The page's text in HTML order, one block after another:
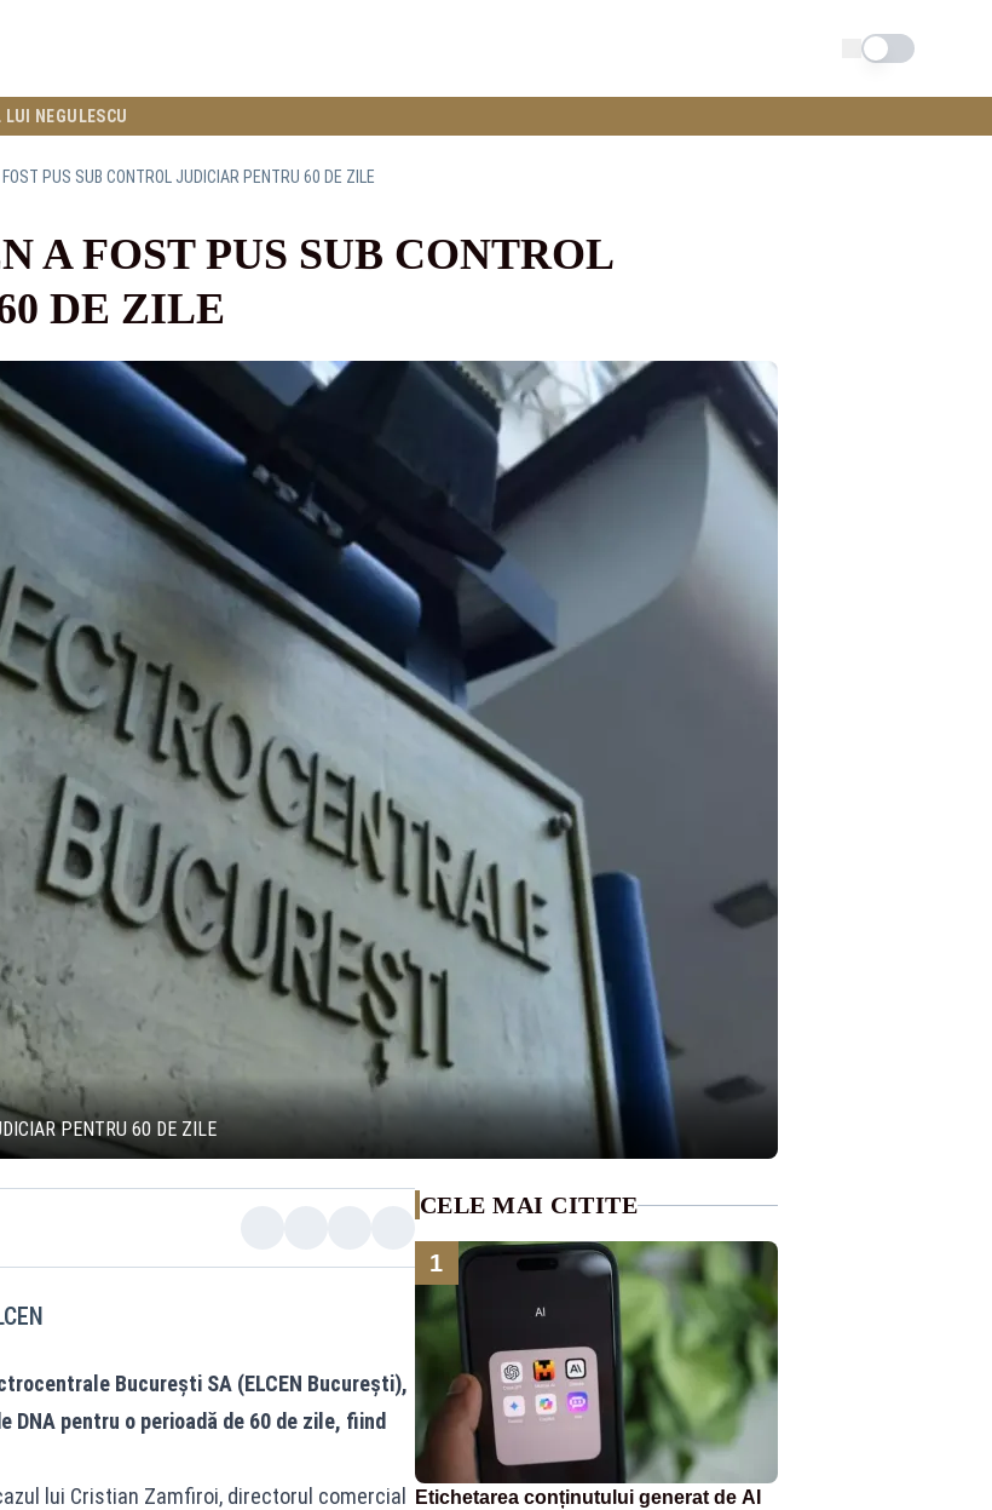
Schimba tema
NEGULESCU
FOST PUS SUB CONTROL JUDICIAR PENTRU 60 DE ZILE
A FOST PUS SUB CONTROL
DE ZILE
PENTRU 60 DE ZILE
Bucureşti SA (ELCEN Bucureşti),
pentru o perioadă de 60 de zile, fiind
lui Cristian Zamfiroi, directorul comercial
CELE MAI CITITE
1
Etichetarea conținutului generat de AI